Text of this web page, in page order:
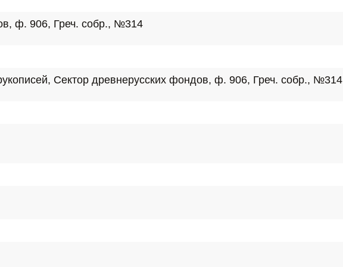
ф. 906, Греч. собр., №314
Сектор древнерусских фондов, ф. 906, Греч. собр., №314